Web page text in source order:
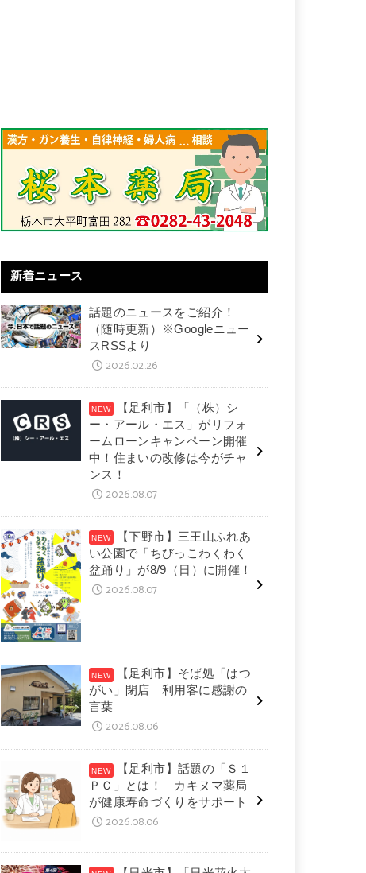
新着ニュース
話題のニュースをご紹介！
（随時更新）※Googleニュー
スRSSより
2026.02.26
【足利市】「（株）シ
ー・アール・エス」がリフォ
ームローンキャンペーン開催
中！住まいの改修は今がチャ
ンス！
2026.08.07
【下野市】三王山ふれあ
い公園で「ちびっこわくわく
盆踊り」が8/9（日）に開催！
2026.08.07
【足利市】そば処「はつ
がい」閉店 利用客に感謝の
言葉
2026.08.06
【足利市】話題の「Ｓ１
ＰＣ」とは！ カキヌマ薬局
が健康寿命づくりをサポート
2026.08.06